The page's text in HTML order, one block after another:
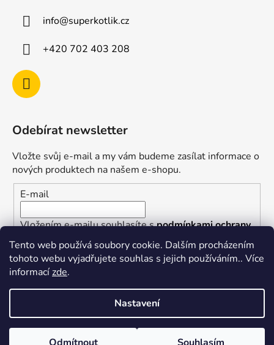
Tento web používá soubory cookie. Dalším procházením
tohoto webu vyjadřujete souhlas s jejich používáním.. Více
informacízde.
Nastavení
info@superkotlik.cz
+420 702 403 208
Odebírat newsletter
Vložte svůj e-mail a my vám budeme zasílat informace o
nových produktech na našem e-shopu.
E-mail
Vložením e-mailu souhlasíte spodmínkami ochrany
osobních údajů
PŘIHLÁSIT SE
Vytvořil Shoptet